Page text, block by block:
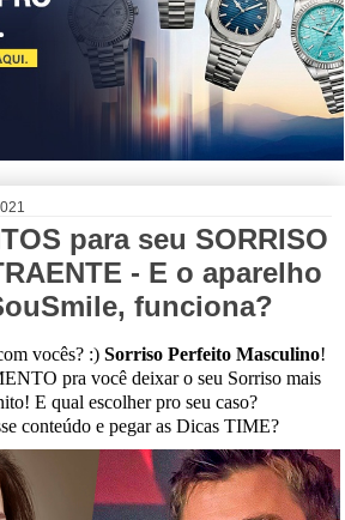
para seu SORRISO
- E o aparelho
funciona?
vocês? :) Sorriso Perfeito Masculino!
pra você deixar o seu Sorriso mais
E qual escolher pro seu caso?
conteúdo e pegar as Dicas TIME?